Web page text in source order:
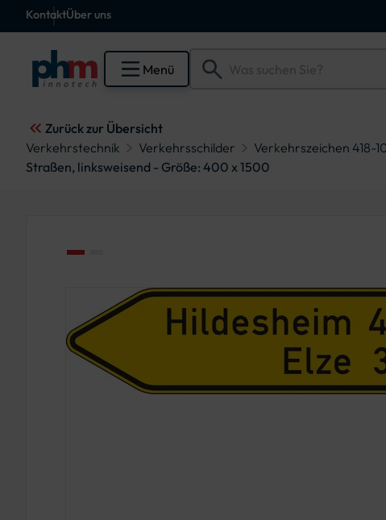
KontaktÜber uns
Menü
Zurück zur Übersicht
Verkehrstechnik
Verkehrsschilder Verkehrszeichen 418-
Straßen, linksweisend - Größe: 400 x 1500